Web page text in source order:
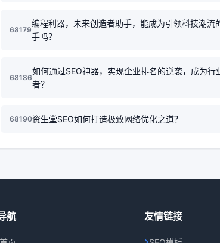
68179
编程利器，未来创造者助手，能成为引领科技潮流
手吗？
68186
如何通过SEO神器，实现企业排名的逆袭，成为行
者？
68190资生堂SEO如何打造极致网络优化之道？
航 友情链接